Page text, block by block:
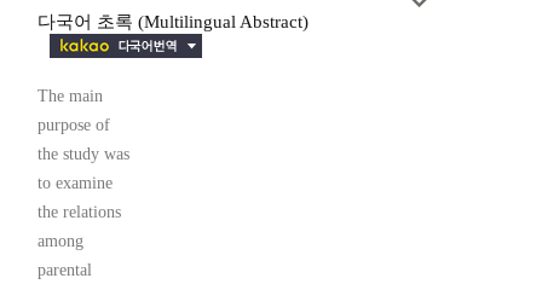
다국어 초록 (Multilingual Abstract)
The main
purpose of
the study was
to examine
the relations
among
parental